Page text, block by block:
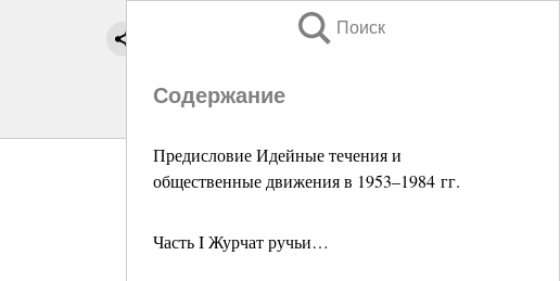
Поиск
Содержание
Предисловие Идейные течения и
общественные движения в 1953–1984 гг.
Часть I Журчат ручьи…